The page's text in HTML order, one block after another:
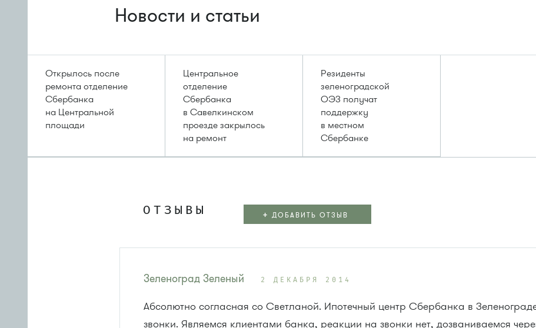
Новости и статьи
Открылось после
ремонта отделение
Сбербанка
на Центральной
площади
Центральное
отделение
Сбербанка
в Савелкинском
проезде закрылось
на ремонт
Резиденты
зеленоградской
ОЭЗ получат
поддержку
в местном
Сбербанке
ОТЗЫВЫ + ДОБАВИТЬ ОТЗЫВ
Зеленоград Зеленый 2 ДЕКАБРЯ 2014
Абсолютно согласная со Светланой. Ипотечный центр Сбербанка в
звонки. Являемся клиентами банка, реакции на звонки нет, дозваниваемся